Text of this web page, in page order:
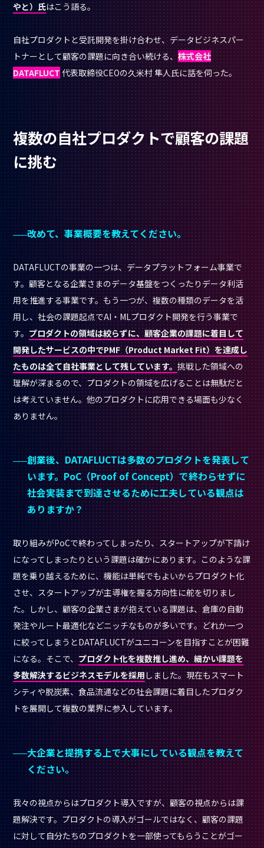
やと）氏はこう語る。
自社プロダクトと受託開発を掛け合わせ、データビジネスパー
トナーとして顧客の課題に向き合い続ける、株式会社
DATAFLUCT 代表取締役CEOの久米村 隼人氏に話を伺った。
複数の自社プロダクトで顧客の課題
に挑む
改めて、事業概要を教えてください。
DATAFLUCTの事業の一つは、データプラットフォーム事業で
す。顧客となる企業さまのデータ基盤をつくったりデータ利活
用を推進する事業です。もう一つが、複数の種類のデータを活
用し、社会の課題起点でAI・MLプロダクト開発を行う事業で
す。 プロダクトの領域は絞らずに、顧客企業の課題に着目して
開発したサービスの中でPMF（Product Market Fit）を達成し
たものは全て自社事業として残しています。挑戦した領域への
理解が深まるので、プロダクトの領域を広げることは無駄だと
は考えていません。他のプロダクトに応用できる場面も少なく
ありません。
創業後、DATAFLUCTは多数のプロダクトを発表して
います。PoC（Proof of Concept）で終わらせずに
社会実装まで到達させるために工夫している観点は
ありますか？
取り組みがPoCで終わってしまったり、スタートアップが下請け
になってしまったりという課題は確かにあります。このような課
題を乗り越えるために、機能は単純でもよいからプロダクト化
させ、スタートアップが主導権を握る方向性に舵を切りまし
た。しかし、顧客の企業さまが抱えている課題は、倉庫の自動
発注やルート最適化などニッチなものが多いです。どれか一つ
に絞ってしまうとDATAFLUCTがユニコーンを目指すことが困難
になる。そこで、 プロダクト化を複数推し進め、細かい課題を
多数解決するビジネスモデルを採用しました。現在もスマート
シティや脱炭素、食品流通などの社会課題に着目したプロダク
トを展開して複数の業界に参入しています。
大企業と提携する上で大事にしている観点を教えて
ください。
我々の視点からはプロダクト導入ですが、顧客の視点からは課
題解決です。プロダクトの導入がゴールではなく、顧客の課題
に対して自分たちのプロダクトを一部使ってもらうことがゴー